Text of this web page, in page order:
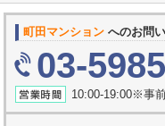
町田マンション へのお問
03-
10:00-19:00※事